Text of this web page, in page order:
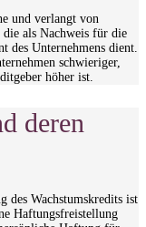
und verlangt von
als Nachweis für die
des Unternehmens dient.
schwieriger,
höher ist.
deren
des Wachstumskredits ist
Haftungsfreistellung